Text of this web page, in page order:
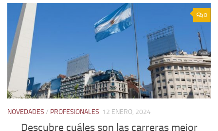
0
NOVEDADES / PROFESIONALES 12 ENERO, 2024
Descubre cuáles son las carreras mejor